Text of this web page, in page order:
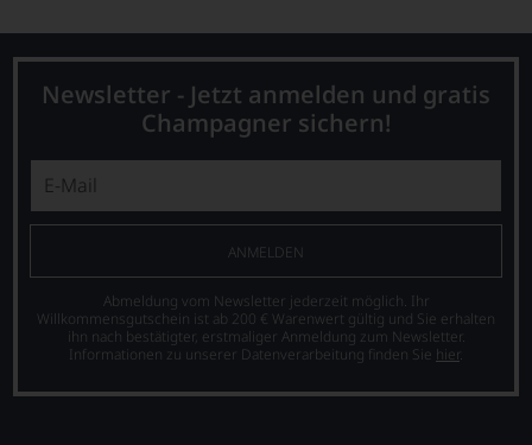
Newsletter - Jetzt anmelden und gratis
Champagner sichern!
ANMELDEN
Abmeldung vom Newsletter jederzeit möglich. Ihr
Willkommensgutschein ist ab 200 € Warenwert gültig und Sie erhalten
ihn nach bestätigter, erstmaliger Anmeldung zum Newsletter.
Informationen zu unserer Datenverarbeitung finden Sie hier.